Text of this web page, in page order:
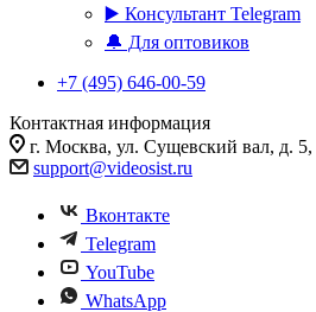
▶️ Консультант Telegram
🔔 Для оптовиков
+7 (495) 646-00-59
Контактная информация
г. Москва, ул. Сущевский вал, д. 5,
support@videosist.ru
Вконтакте
Telegram
YouTube
WhatsApp